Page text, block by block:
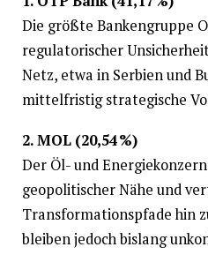
Die größte Bankengruppe
regulatorischer
Netz, etwa in Serbien und
mittelfristig strategische
2. MOL (20,54 %)
Der Öl- und
geopolitischer Nähe und
Transformationspfade hin
bleiben jedoch bislang